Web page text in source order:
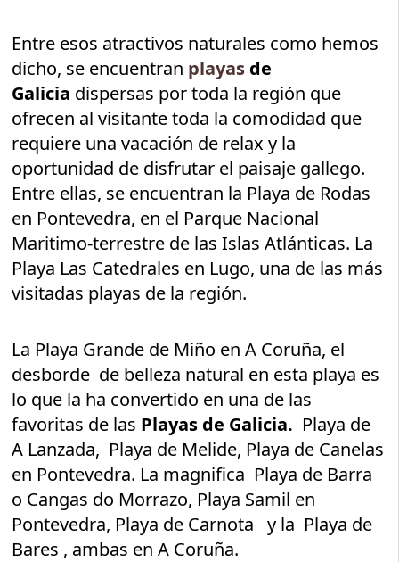
Entre esos atractivos naturales como hemos
dicho, se encuentran playas de
Galicia dispersas por toda la región que
ofrecen al visitante toda la comodidad que
requiere una vacación de relax y la
oportunidad de disfrutar el paisaje gallego.
Entre ellas, se encuentran la Playa de Rodas
en Pontevedra, en el Parque Nacional
Maritimo-terrestre de las Islas Atlánticas. La
Playa Las Catedrales en Lugo, una de las más
visitadas playas de la región.
La Playa Grande de Miño en A Coruña, el
desborde de belleza natural en esta playa es
lo que la ha convertido en una de las
favoritas de las Playas de Galicia. Playa de
A Lanzada, Playa de Melide, Playa de Canelas
en Pontevedra. La magnifica Playa de Barra
o Cangas do Morrazo, Playa Samil en
Pontevedra, Playa de Carnota y la Playa de
Bares , ambas en A Coruña.